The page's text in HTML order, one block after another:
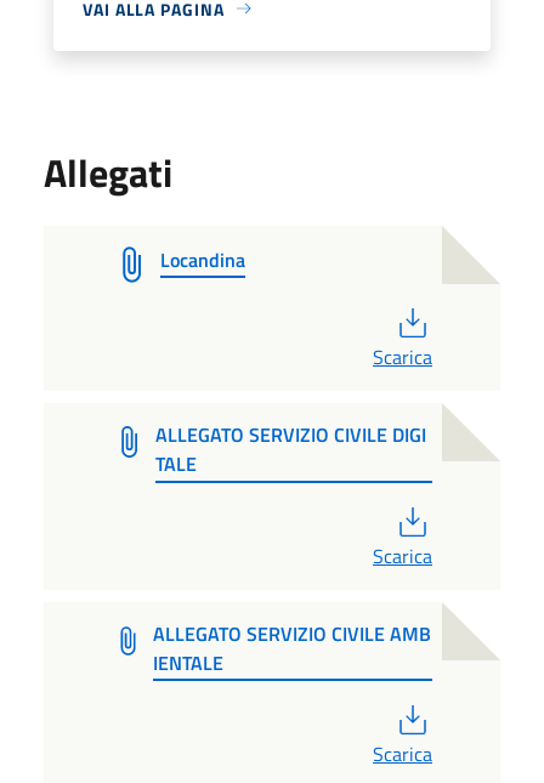
VAI ALLA PAGINA
Allegati
Locandina
Scarica
ALLEGATO SERVIZIO CIVILE DIGI
TALE
Scarica
ALLEGATO SERVIZIO CIVILE AMB
IENTALE
Scarica